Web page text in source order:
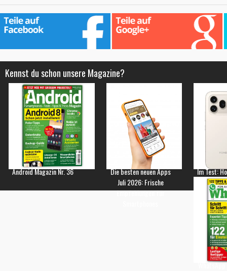
Kennst du schon unsere Magazine?
Android Magazin Nr. 36
Die besten neuen Apps
Juli 2026: Frische
Empfehlungen für
Im Test: